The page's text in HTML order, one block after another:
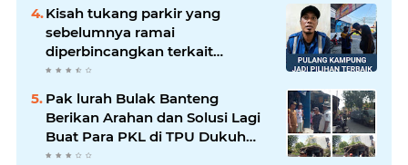
Kisah tukang parkir yang
sebelumnya ramai
diperbincangkan terkait
persoalan parkir gratis di
kini memasuki babak baru.
Pak lurah Bulak Banteng
Berikan Arahan dan Solusi Lagi
Buat Para PKL di TPU Dukuh
Bulak Banteng Surabaya